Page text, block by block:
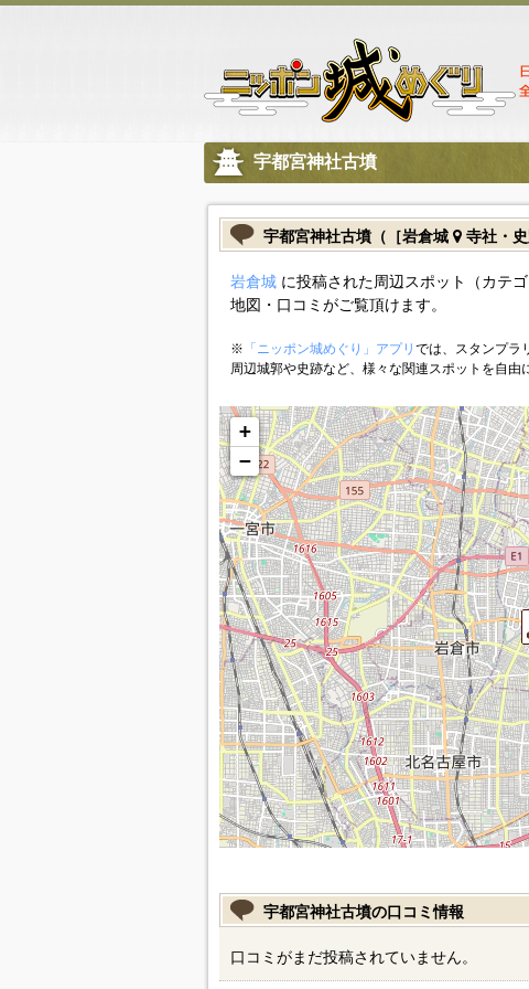
宇都宮神社古墳
宇都宮神社古墳（［岩倉城 寺社・史
岩倉城に投稿された周辺スポット（カテ
地図・口コミがご覧頂けます。
※ 「ニッポン城めぐり」アプリ では、スタンプラ
周辺城郭や史跡など、様々な関連スポットを自由
+
−
宇都宮神社古墳の口コミ情報
口コミがまだ投稿されていません。